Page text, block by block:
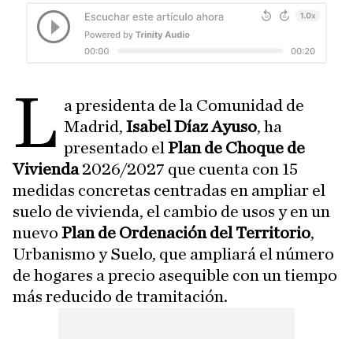
L a presidenta de la Comunidad de
Madrid,Isabel Díaz Ayuso, ha
presentado elPlan de Choque de
Vivienda2026/2027 que cuenta con 15
medidas concretas centradas en ampliar el
suelo de vivienda, el cambio de usos y en un
nuevo Plan de Ordenación del Territorio,
Urbanismo y Suelo, que ampliará el número
de hogares a precio asequible con un tiempo
más reducido de tramitación.